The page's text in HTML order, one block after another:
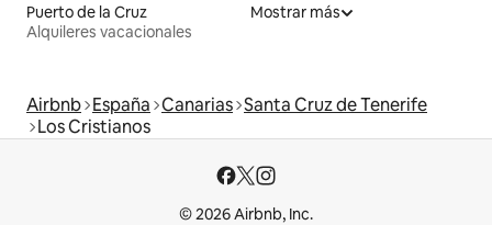
Puerto de la Cruz
Alquileres vacacionales
Mostrar más
Airbnb España Canarias Santa Cruz de Tenerife
Los Cristianos
© 2026 Airbnb, Inc.